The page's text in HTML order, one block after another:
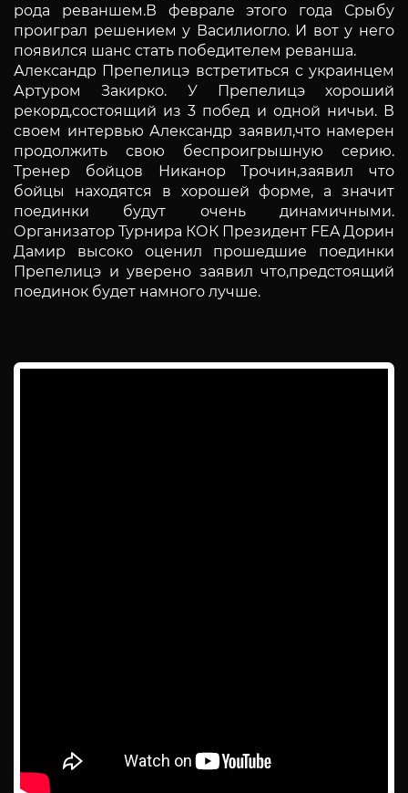
рода реваншем.В феврале этого года Срыбу
проиграл решением у Василиогло. И вот у него
появился шанс стать победителем реванша.
Александр Препелицэ встретиться с украинцем
Артуром Закирко. У Препелицэ хороший
рекорд,состоящий из 3 побед и одной ничьи. В
своем интервью Александр заявил,что намерен
продолжить свою беспроигрышную серию.
Тренер бойцов Никанор Трочин,заявил что
бойцы находятся в хорошей форме, а значит
поединки будут очень динамичными.
Организатор Турнира КОК Президент FEA Дорин
Дамир высоко оценил прошедшие поединки
Препелицэ и уверено заявил что,предстоящий
поединок будет намного лучше.